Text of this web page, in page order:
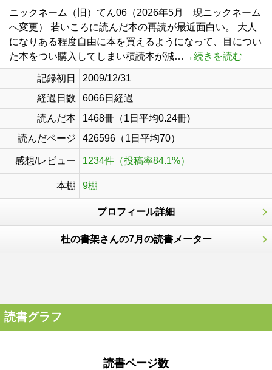
ニックネーム（旧）てん06（2026年5月 現ニックネーム
へ変更） 若いころに読んだ本の再読が最近面白い。 大人
になりある程度自由に本を買えるようになって、目につい
た本をつい購入してしまい積読本が減… →続きを読む
記録初日
2009/12/31
経過日数
6066日経過
読んだ本
1468冊（1日平均0.24冊)
読んだページ
426596（1日平均70）
感想/レビュー 1234件（投稿率84.1%）
本棚 9棚
プロフィール詳細
杜の書架さんの7月の読書メーター
読書グラフ
読書ページ数